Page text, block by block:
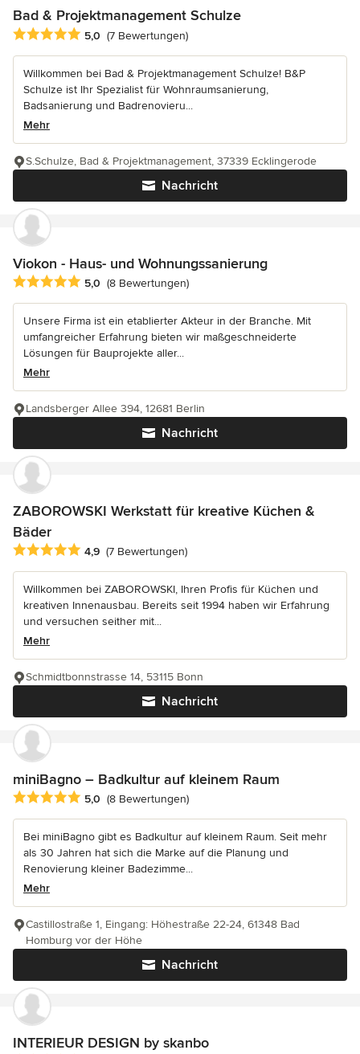
Bad & Projektmanagement Schulze
Durchschnittliche Bewertung: 5 von 5 Sternen
5,0 (7 Bewertungen)
Willkommen bei Bad & Projektmanagement Schulze! B&P
Schulze ist Ihr Spezialist für Wohnraumsanierung,
Badsanierung und Badrenovieru...
Mehr
Nachricht
S.Schulze, Bad & Projektmanagement, 37339 Ecklingerode
Viokon - Haus- und Wohnungssanierung
Durchschnittliche Bewertung: 5 von 5 Sternen
5,0 (8 Bewertungen)
Unsere Firma ist ein etablierter Akteur in der Branche. Mit
umfangreicher Erfahrung bieten wir maßgeschneiderte
Lösungen für Bauprojekte aller...
Mehr
Nachricht
Landsberger Allee 394, 12681 Berlin
ZABOROWSKI Werkstatt für kreative Küchen &
Bäder
Durchschnittliche Bewertung: 4.9 von 5 Sternen
4,9 (7 Bewertungen)
Willkommen bei ZABOROWSKI, Ihren Profis für Küchen und
kreativen Innenausbau. Bereits seit 1994 haben wir Erfahrung
und versuchen seither mit...
Mehr
Nachricht
Schmidtbonnstrasse 14, 53115 Bonn
miniBagno – Badkultur auf kleinem Raum
Durchschnittliche Bewertung: 5 von 5 Sternen
5,0 (8 Bewertungen)
Bei miniBagno gibt es Badkultur auf kleinem Raum. Seit mehr
als 30 Jahren hat sich die Marke auf die Planung und
Renovierung kleiner Badezimme...
Mehr
Nachricht
Castillostraße 1, Eingang: Höhestraße 22-24, 61348 Bad
Homburg vor der Höhe
INTERIEUR DESIGN by skanbo